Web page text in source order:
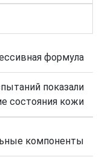
формула
показали
состояния кожи
компоненты